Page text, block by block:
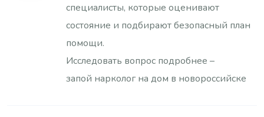
специалисты, которые оценивают
состояние и подбирают безопасный план
помощи.
Исследовать вопрос подробнее –
запой нарколог на дом в новороссийске